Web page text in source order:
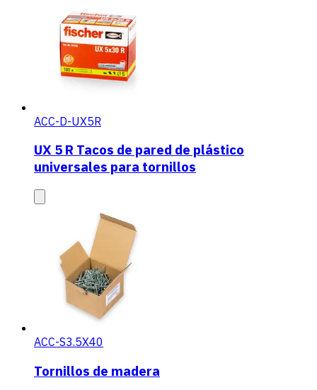
ACC-D-UX5R
UX 5 R Tacos de pared de plástico
universales para tornillos
ACC-S3.5X40
Tornillos de madera